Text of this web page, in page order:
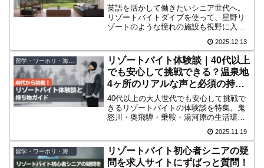
方
英語を活かして働きたいシニア世代へ。
リゾートバイトダイブを使って、星野リ
ゾートのような憧れの施設も視野に入れ
2025.12.13
留学・ワーホリ・海外移住
リゾートバイト体験談｜40代以上
でも安心して挑戦できる？温泉地
4ヶ所のリアルな声と必須の持ち
物まとめ
40代以上の大人世代でも安心して挑戦で
きるリゾートバイトの体験談を特集。鬼
怒川・奥飛騨・乗鞍・湯河原の生活環
しく解説します。初めての方でも不安を
解消できる内容です。
2025.11.19
リゾートバイト初心者シニアの疑
問を求人サイトにずばっと質問！